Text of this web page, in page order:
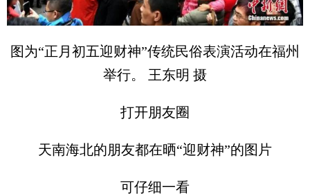
图为“正月初五迎财神”传统民俗表演活动在福州
举行。 王东明 摄
打开朋友圈
天南海北的朋友都在晒“迎财神”的图片
可仔细一看